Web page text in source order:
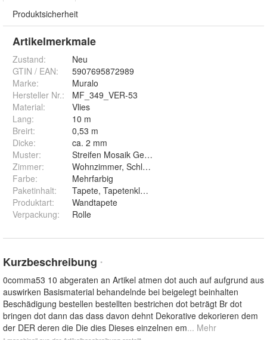
Produktsicherheit
Artikelmerkmale
Zustand:
Neu
GTIN / EAN:
5907695872989
Marke:
Muralo
Hersteller Nr.:
MF_349_VER-53
Material:
Vlies
Lang:
10 m
Breirt:
0,53 m
Dicke:
ca. 2 mm
Muster:
Streifen Mosaik Geometrie Muster Mathematik
Zimmer:
Wohnzimmer, Schlafzimmer, Arbeitszimmer,
Farbe:
Mehrfarbig
Paketinhalt:
Tapete, Tapetenkleister, Montageanleitung
Produktart:
Wandtapete
Verpackung: Rolle
Kurzbeschreibung *
0comma53 10 abgeraten an Artikel atmen dot auch auf aufgrund aus
auswirken Basismaterial behandelnde bei beigelegt beinhalten
Beschädigung bestellen bestellten bestrichen dot beträgt Br dot
bringen dot dann das dass davon dehnt Dekorative dekorieren dem
der DER deren die Die dies Dieses einzelnen em... Mehr